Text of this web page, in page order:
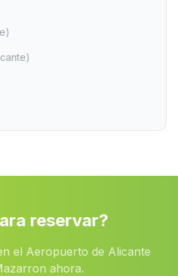
de les Maçanes(Alicante)
reservar?
el Aeropuerto de Alicante
ahora.